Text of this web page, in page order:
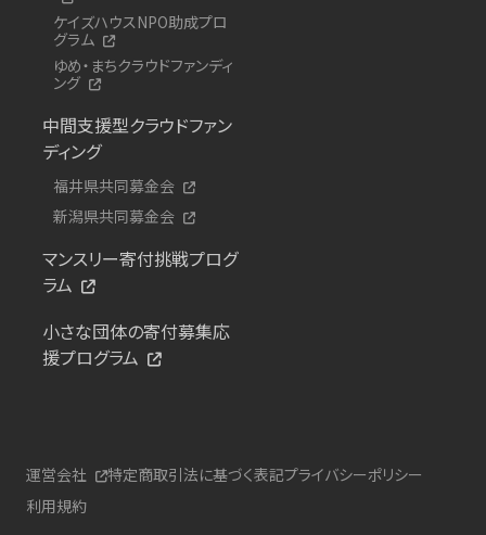
ケイズハウスNPO助成プロ
グラム
ゆめ・まちクラウドファンディ
ング
中間支援型クラウドファン
ディング
福井県共同募金会
新潟県共同募金会
マンスリー寄付挑戦プログ
ラム
小さな団体の寄付募集応
援プログラム
運営会社 特定商取引法に基づく表記プライバシーポリシー
利用規約